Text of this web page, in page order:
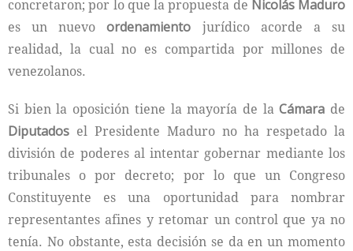
concretaron; por lo que la propuesta de Nicolás Maduro
es un nuevoordenamiento jurídico acorde a su
realidad, la cual no es compartida por millones de
venezolanos.
Si bien la oposición tiene la mayoría de laCámara de
Diputados el Presidente Maduro no ha respetado la
división de poderes al intentar gobernar mediante los
tribunales o por decreto; por lo que un Congreso
Constituyente es una oportunidad para nombrar
representantes afines y retomar un control que ya no
tenía. No obstante, esta decisión se da en un momento